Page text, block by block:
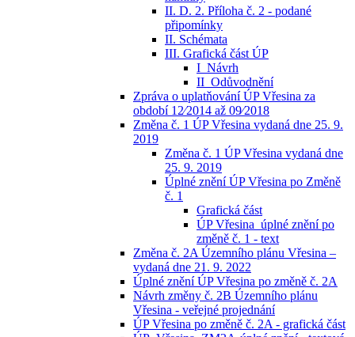
II. D. 2. Příloha č. 2 - podané
připomínky
II. Schémata
III. Grafická část ÚP
I_Návrh
II_Odůvodnění
Zpráva o uplatňování ÚP Vřesina za
období 12⁄2014 až 09⁄2018
Změna č. 1 ÚP Vřesina vydaná dne 25. 9.
2019
Změna č. 1 ÚP Vřesina vydaná dne
25. 9. 2019
Úplné znění ÚP Vřesina po Změně
č. 1
Grafická část
ÚP Vřesina_úplné znění po
změně č. 1 - text
Změna č. 2A Územního plánu Vřesina –
vydaná dne 21. 9. 2022
Úplné znění ÚP Vřesina po změně č. 2A
Návrh změny č. 2B Územního plánu
Vřesina - veřejné projednání
ÚP Vřesina po změně č. 2A - grafická část